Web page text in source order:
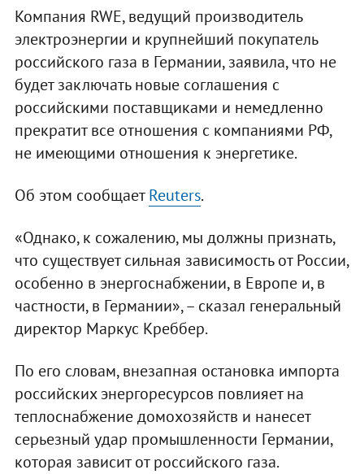
Компания RWE, ведущий производитель
электроэнергии и крупнейший покупатель
российского газа в Германии, заявила, что не
будет заключать новые соглашения с
российскими поставщиками и немедленно
прекратит все отношения с компаниями РФ,
не имеющими отношения к энергетике.
Об этом сообщаетReuters.
«Однако, к сожалению, мы должны признать,
что существует сильная зависимость от России,
особенно в энергоснабжении, в Европе и, в
частности, в Германии», – сказал генеральный
директор Маркус Креббер.
По его словам, внезапная остановка импорта
российских энергоресурсов повлияет на
теплоснабжение домохозяйств и нанесет
серьезный удар промышленности Германии,
которая зависит от российского газа.